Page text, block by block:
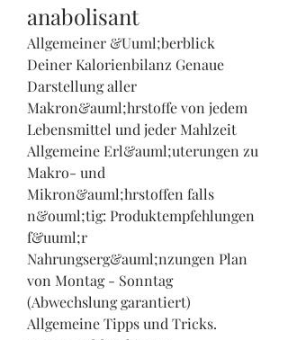
anabolisant
Allgemeiner &Uuml;berblick
Deiner Kalorienbilanz Genaue
Darstellung aller
Makron&auml;hrstoffe von jedem
Lebensmittel und jeder Mahlzeit
Allgemeine Erl&auml;uterungen zu
Makro- und
Mikron&auml;hrstoffen falls
n&ouml;tig: Produktempfehlungen
f&uuml;r
Nahrungserg&auml;nzungen Plan
von Montag - Sonntag
(Abwechslung garantiert)
Allgemeine Tipps und Tricks.